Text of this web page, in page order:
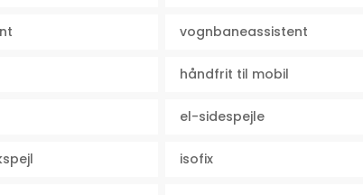
vognbaneassistent
håndfrit til mobil
el-sidespejle
isofix